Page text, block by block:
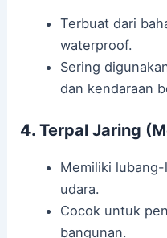
Terbuat dari
waterproof.
Sering
dan kendaraan
4. Terpal Jaring
Memiliki
udara.
Cocok untuk
bangunan.